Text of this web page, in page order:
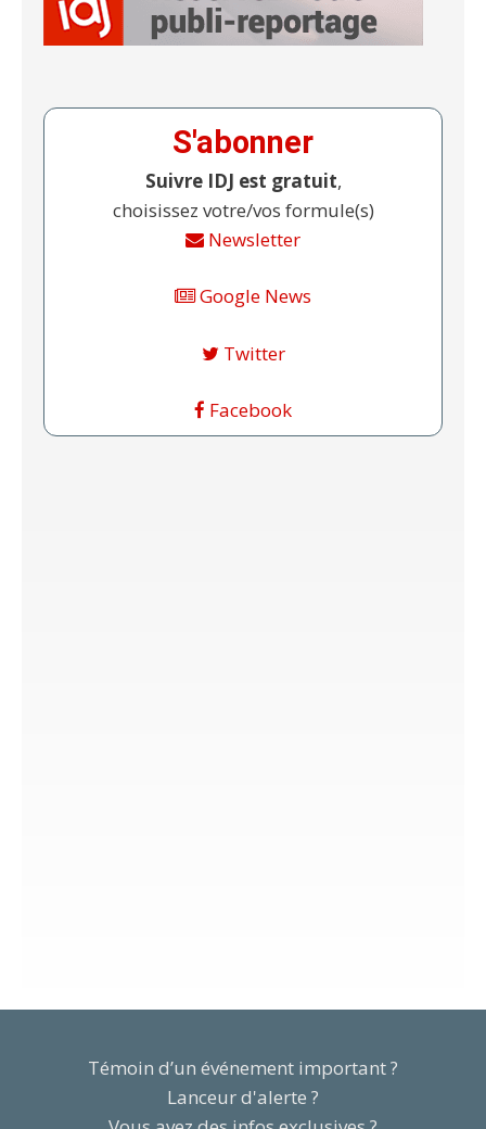
S'abonner
Suivre IDJ est gratuit,
choisissez votre/vos formule(s)
Newsletter
Google News
Twitter
Facebook
Témoin d’un événement important ?
Lanceur d'alerte ?